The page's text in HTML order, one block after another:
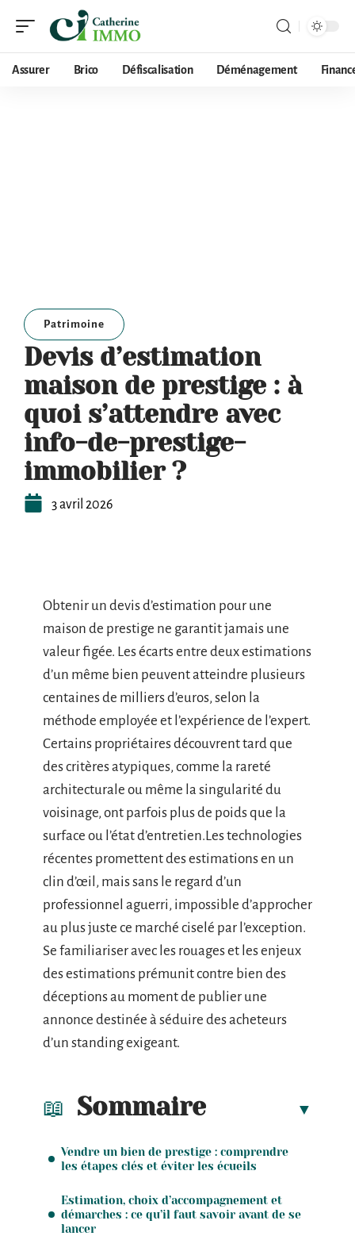
Assurer Brico Défiscalisation Déménagement
Patrimoine
Devis d’estimation
maison de prestige : à
quoi s’attendre avec
info-de-prestige-
immobilier ?
3 avril 2026
Obtenir un devis d’estimation pour une
maison de prestige ne garantit jamais une
valeur figée. Les écarts entre deux estimations
d’un même bien peuvent atteindre plusieurs
centaines de milliers d’euros, selon la
méthode employée et l’expérience de l’expert.
Certains propriétaires découvrent tard que
des critères atypiques, comme la rareté
architecturale ou même la singularité du
voisinage, ont parfois plus de poids que la
surface ou l’état d’entretien.Les technologies
récentes promettent des estimations en un
clin d’œil, mais sans le regard d’un
professionnel aguerri, impossible d’approcher
au plus juste ce marché ciselé par l’exception.
Se familiariser avec les rouages et les enjeux
des estimations prémunit contre bien des
déceptions au moment de publier une
annonce destinée à séduire des acheteurs
d’un standing exigeant.
Sommaire
Vendre un bien de prestige : comprendre
les étapes clés et éviter les écueils
Estimation, choix d’accompagnement et
démarches : ce qu’il faut savoir avant de se
lancer